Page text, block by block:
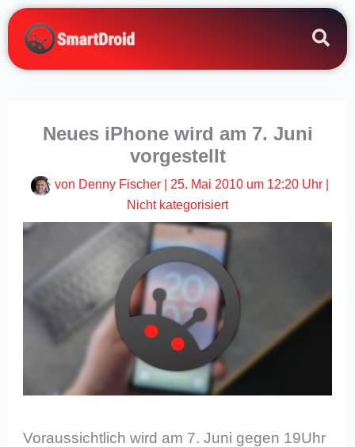
Zum
Inhalt
springen
Neues iPhone wird am 7. Juni
vorgestellt
von Denny Fischer 25. Mai 2010 um 12:20 Uhr|
Nicht kategorisiert
Voraussichtlich wird am 7. Juni gegen 19Uhr